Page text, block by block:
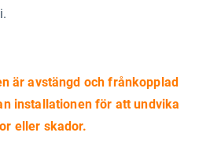
är avstängd och frånkopplad
installationen för att undvika
eller skador.